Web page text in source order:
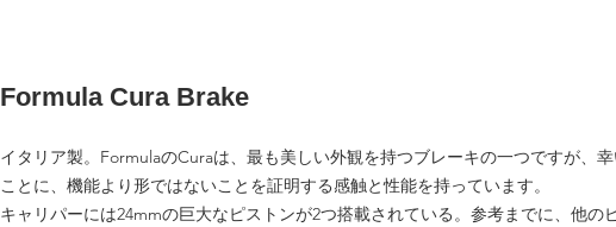
Formula Cura Brake
イタリア製。FormulaのCuraは、最も美しい外観を持つブレーキの一つですが、
ことに、機能より形ではないことを証明する感触と性能を持っています。
キャリパーには24mmの巨大なピストンが2つ搭載されている。参考までに、他の